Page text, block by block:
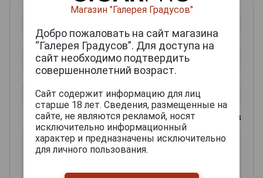
0из 2000 знаков
Магазин "Галерея Градусов"
Добро пожаловать на сайт магазина
“Галерея Градусов”. Для доступа на
сайт необходимо подтвердить
совершеннолетний возраст.
Сайт содержит информацию для лиц
старше 18 лет. Сведения, размещенные на
сайте, не являются рекламой, носят
исключительно информационный
характер и предназначены исключительно
для личного пользования.